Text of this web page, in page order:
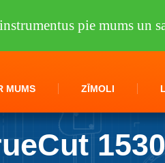
MUMS ZĪMOLI
pie mums un